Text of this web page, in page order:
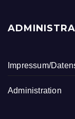
Impressum/
Administration